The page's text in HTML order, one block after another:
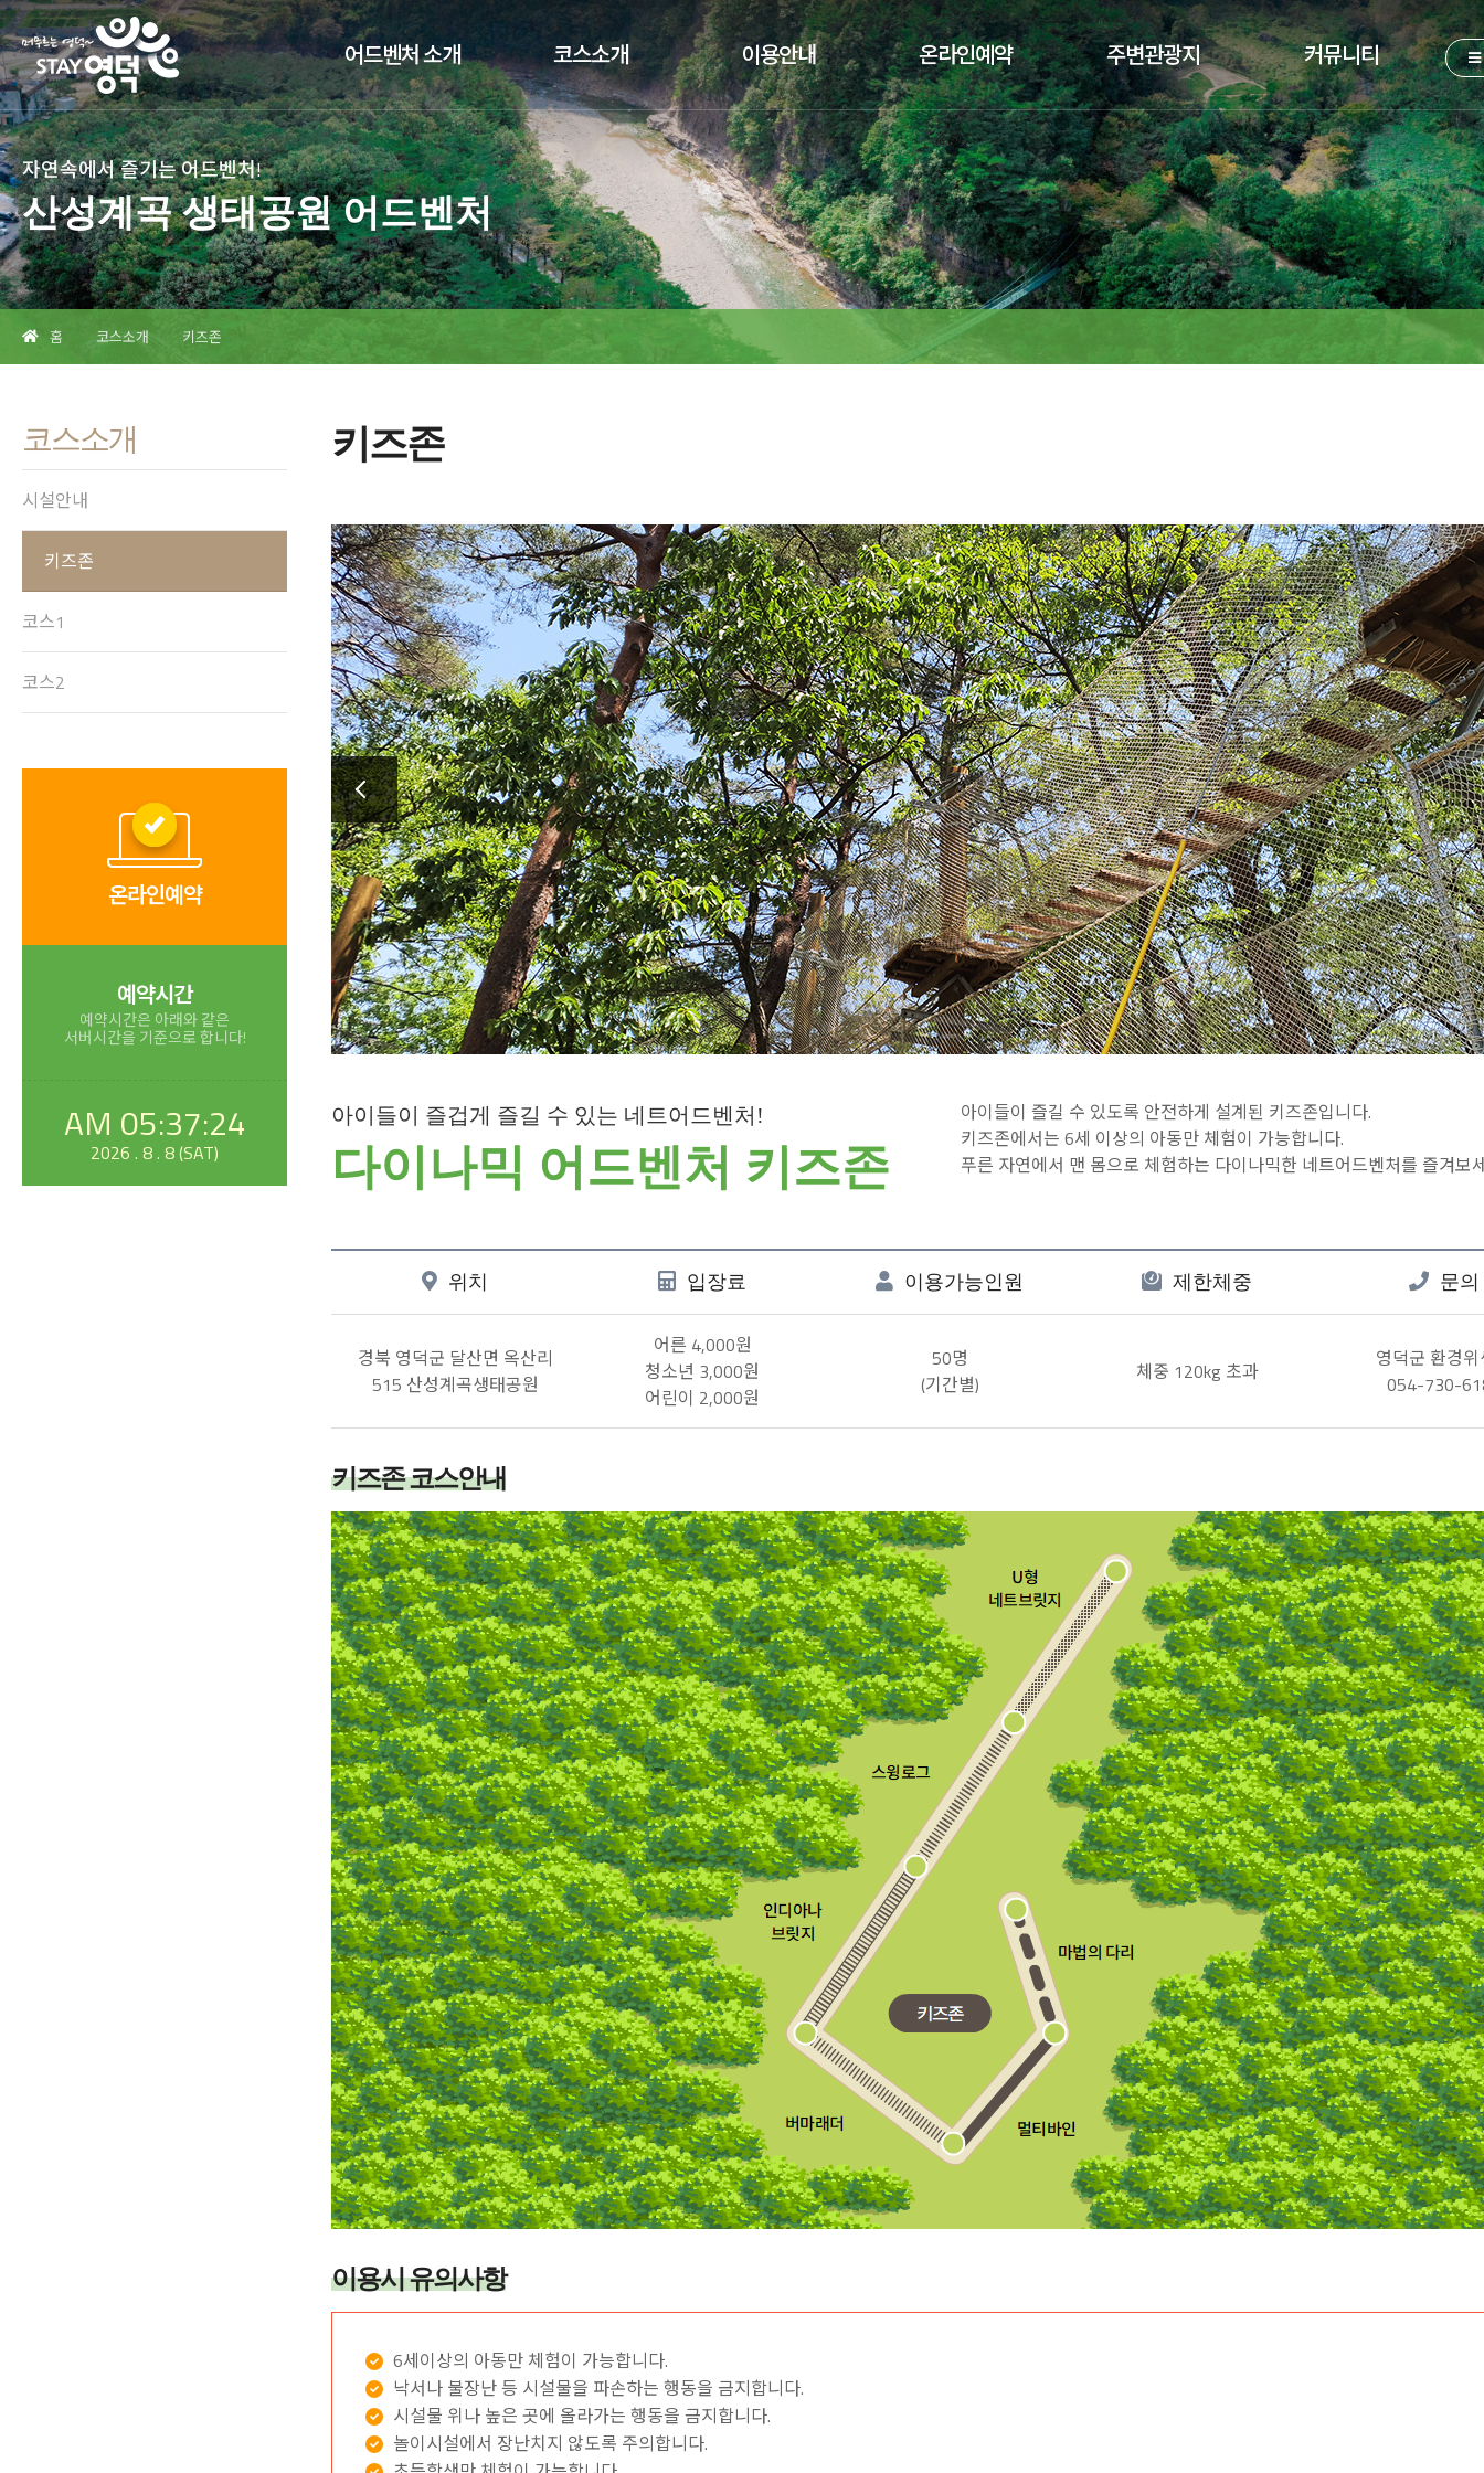
어드벤처 소개 코스소개 이용안내 온라인예약 주변관광지 커뮤니티
자연속에서 즐기는 어드벤처!
산성계곡 생태공원 어드벤처
홈 코스소개 키즈존
코스소개
시설안내
키즈존
코스1
코스2
온라인예약
예약시간
예약시간은 아래와 같은
서버시간을 기준으로 합니다!
AM 05:37:25
2026 . 8 . 8 (SAT)
키즈존
아이들이 즐겁게 즐길 수 있는 네트어드벤처!
다이나믹 어드벤처 키즈존
아이들이 즐길 수 있도록 안전하게 설계된 키즈존입니다.
키즈존에서는 6세 이상의 아동만 체험이 가능합니다.
푸른 자연에서 맨 몸으로 체험하는 다이나믹한 네트어드벤처를 즐겨보
위치 입장료 이용가능인원 제한체중 문의
경북 영덕군 달산면 옥산리
515 산성계곡생태공원
어른 4,000원
청소년 3,000원
어린이 2,000원
50명
(기간별)
체중 120kg 초과
영덕군 환경
054-730-
키즈존 코스안내
이용시 유의사항
6세이상의 아동만 체험이 가능합니다.
낙서나 불장난 등 시설물을 파손하는 행동을 금지합니다.
시설물 위나 높은 곳에 올라가는 행동을 금지합니다.
놀이시설에서 장난치지 않도록 주의합니다.